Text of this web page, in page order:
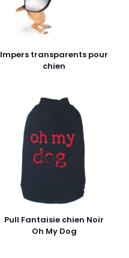
Impers transparents pour
chien
Pull Fantaisie chien Noir
Oh My Dog